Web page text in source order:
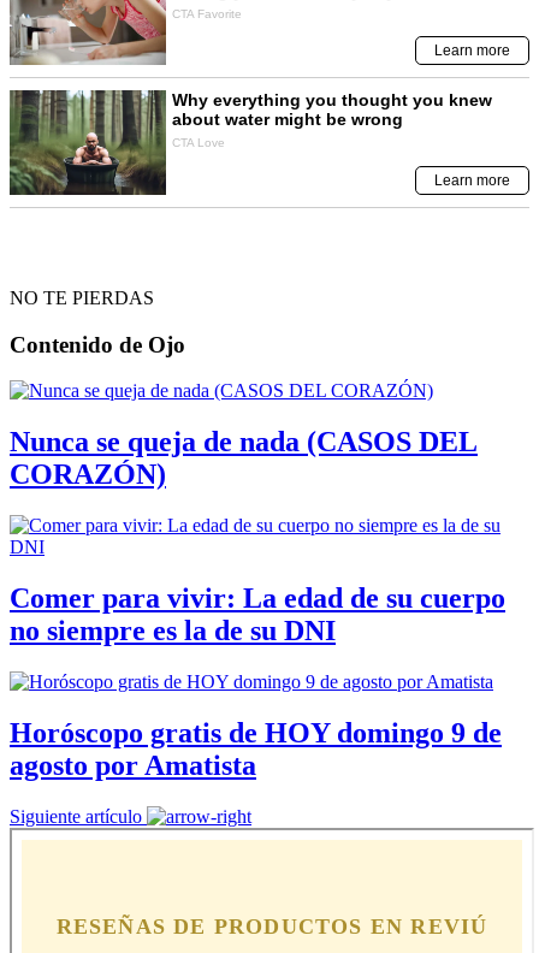
NO TE PIERDAS
Contenido de Ojo
Nunca se queja de nada (CASOS DEL
CORAZÓN)
Comer para vivir: La edad de su cuerpo
no siempre es la de su DNI
Horóscopo gratis de HOY domingo 9 de
agosto por Amatista
Siguiente artículo